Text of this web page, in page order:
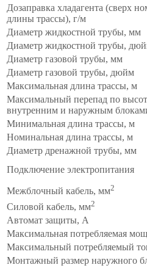
Дозаправка хладагента (сверх
длины трассы), г/м
Диаметр жидкостной трубы, мм
Диаметр жидкостной трубы,
Диаметр газовой трубы, мм
Диаметр газовой трубы, дюйм
Максимальная длина трассы, м
Максимальный перепад по
внутренним и наружным
Минимальная длина трассы, м
Номинальная длина трассы, м
Диаметр дренажной трубы, мм
Подключение электропитания
Межблочный кабель, мм2
Силовой кабель, мм2
Автомат защиты, А
Максимальная потребляемая
Максимальный потребляемый
Монтажный размер наружного